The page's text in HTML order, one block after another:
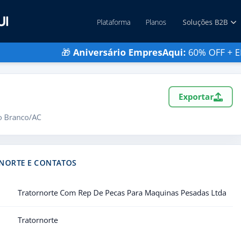
Plataforma Planos Soluções B2B
🎁 Aniversário EmpresAqui: 60% OFF +
Exportar
Branco/AC
E CONTATOS
Tratornorte Com Rep De Pecas Para Maquinas Pesadas Ltda
Tratornorte